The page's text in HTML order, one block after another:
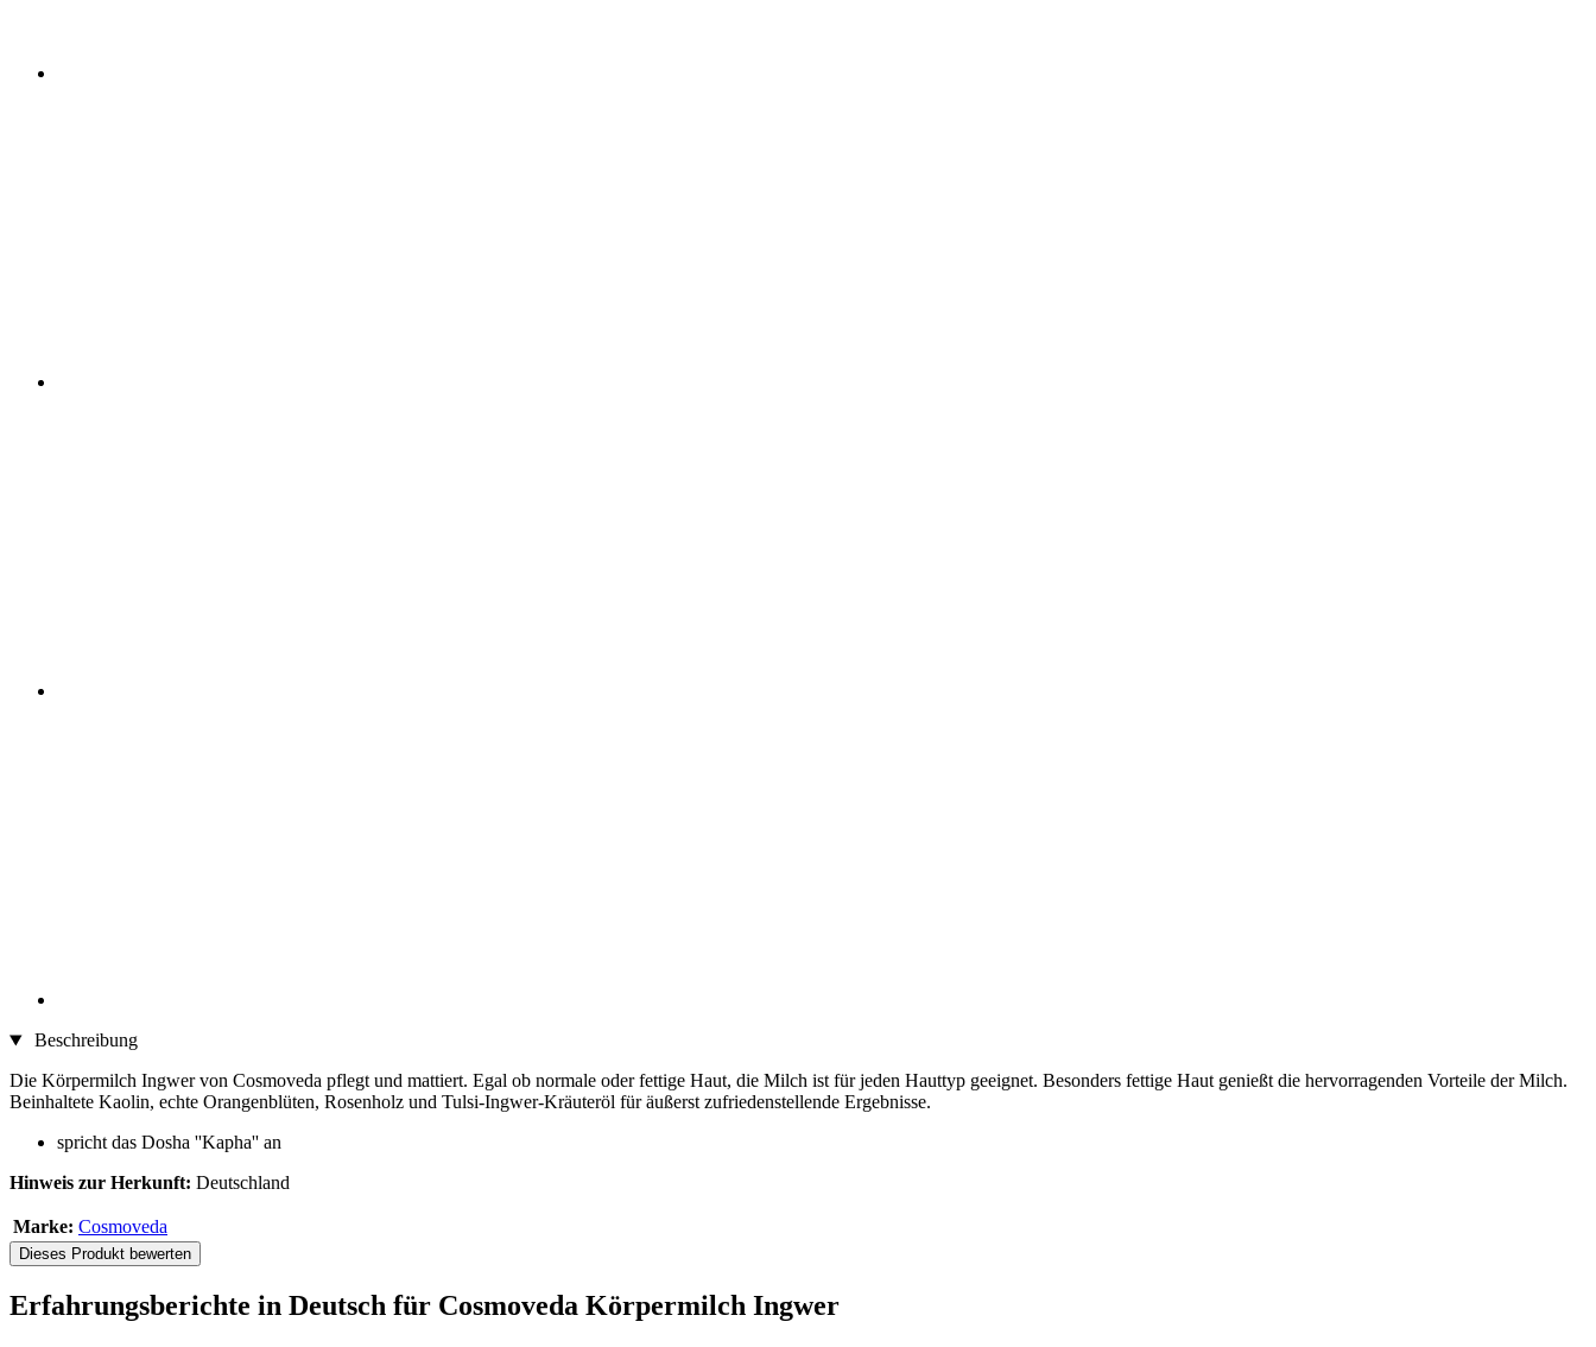
Beschreibung
Die Körpermilch Ingwer von Cosmoveda pflegt und mattiert. Egal ob normale oder fettige Haut, die Milch ist für jeden Hauttyp geeignet. Besonders fettige Haut genießt die hervorragenden Vorteile der Milch.
Beinhaltete Kaolin, echte Orangenblüten, Rosenholz und Tulsi-Ingwer-Kräuteröl für äußerst zufriedenstellende Ergebnisse.
spricht das Dosha ''Kapha'' an
Hinweis zur Herkunft: Deutschland
Marke: Cosmoveda
Dieses Produkt bewerten
Erfahrungsberichte in Deutsch für Cosmoveda Körpermilch Ingwer